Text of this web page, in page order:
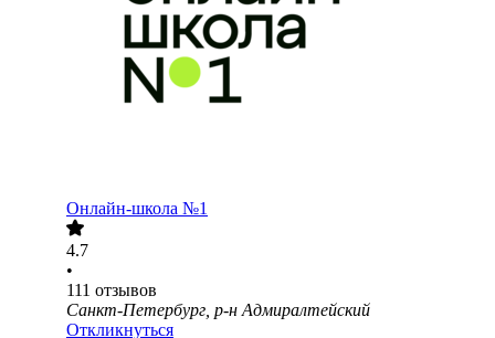
Онлайн-школа №1
4.7
•
111 отзывов
Санкт-Петербург, р-н Адмиралтейский
Откликнуться